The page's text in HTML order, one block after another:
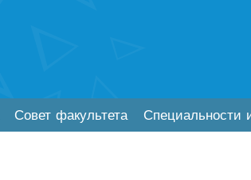
Совет факультета Специальности